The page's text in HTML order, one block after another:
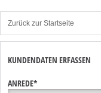
Zurück zur Startseite
KUNDENDATEN ERFASSEN
ANREDE*